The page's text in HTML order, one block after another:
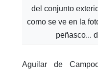
del conjunto
como se ve en la
peñasco...
Aguilar de